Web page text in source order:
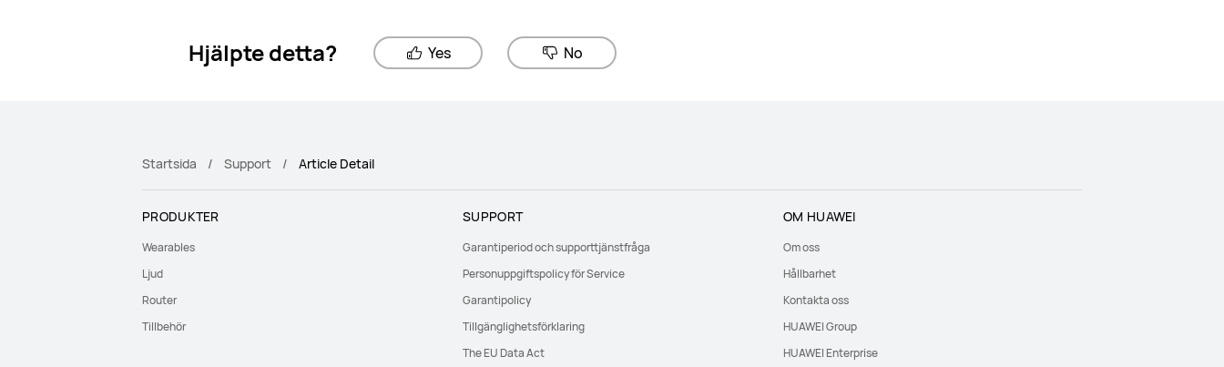
Hjälpte detta? Yes No
Startsida Support Article Detail
PRODUKTER
Wearables
Ljud
Router
Tillbehör
SUPPORT
Garantiperiod och supporttjänstfråga
Personuppgiftspolicy för Service
Garantipolicy
Tillgänglighetsförklaring
The EU Data Act
OM HUAWEI
Om oss
Hållbarhet
Kontakta oss
HUAWEI Group
HUAWEI Enterprise